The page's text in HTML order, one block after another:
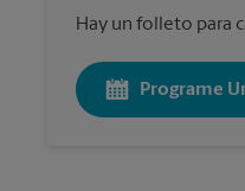
Hay un folleto para
Programe